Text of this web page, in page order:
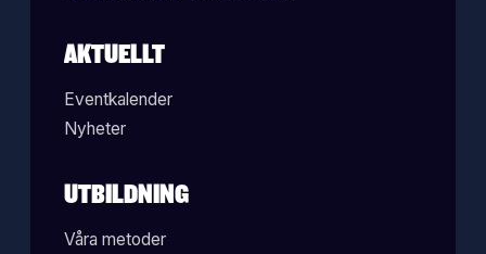
AKTUELLT
Eventkalender
Nyheter
UTBILDNING
Våra metoder